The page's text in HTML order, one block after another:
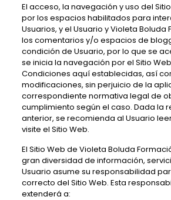
El acceso, la navegación y uso del
por los espacios habilitados para
Usuarios, y el Usuario yVioleta Boluda
los comentarios y/o espacios de
condición de Usuario, por lo que se
se inicia la navegación por el Sitio
Condiciones aquí establecidas, así
modificaciones, sin perjuicio de la
correspondiente normativa legal de
cumplimiento según el caso. Dada la
anterior, se recomienda al Usuario
visite el Sitio Web.
El Sitio Web de Violeta Boluda
gran diversidad de información,
Usuario asume su responsabilidad
correcto del Sitio Web. Esta
extenderá a: